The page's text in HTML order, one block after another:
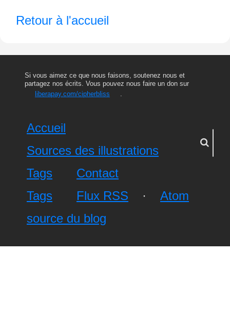
Retour à l'accueil
Si vous aimez ce que nous faisons, soutenez nous et
partagez nos écrits. Vous pouvez nous faire un don sur
liberapay.com/cipherbliss
Accueil
Sources des illustrations
Tags
Contact
Tags
Flux RSS ·
Atom
source du blog